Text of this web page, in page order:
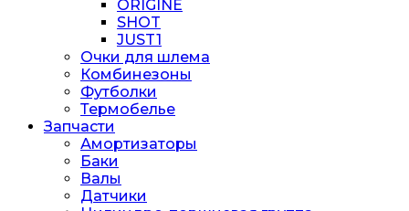
ORIGINE
SHOT
JUST1
Очки для шлема
Комбинезоны
Футболки
Термобелье
Запчасти
Амортизаторы
Баки
Валы
Датчики